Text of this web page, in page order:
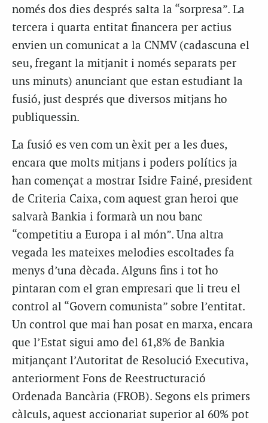
només dos dies després salta la “sorpresa”. La
tercera i quarta entitat financera per actius
envien un comunicat a la CNMV (cadascuna el
seu, fregant la mitjanit i només separats per
uns minuts) anunciant que estan estudiant la
fusió, just després que diversos mitjans ho
publiquessin.
La fusió es ven com un èxit per a les dues,
encara que molts mitjans i poders polítics ja
han començat a mostrar Isidre Fainé, president
de Criteria Caixa, com aquest gran heroi que
salvarà Bankia i formarà un nou banc
“competitiu a Europa i al món”. Una altra
vegada les mateixes melodies escoltades fa
menys d’una dècada. Alguns fins i tot ho
pintaran com el gran empresari que li treu el
control al “Govern comunista” sobre l’entitat.
Un control que mai han posat en marxa, encara
que l’Estat sigui amo del 61,8% de Bankia
mitjançant l’Autoritat de Resolució Executiva,
anteriorment Fons de Reestructuració
Ordenada Bancària (FROB). Segons els primers
càlculs, aquest accionariat superior al 60% pot